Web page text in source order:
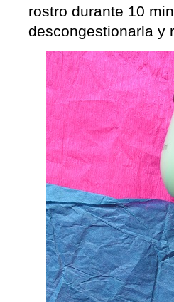
rostro durante 10
descongestionarla y